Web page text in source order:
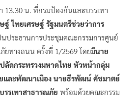
13.30 น. ที่กรมป้องกันและบรรเทา
ฐ์ ไทยเศรษฐ์ รัฐมนตรีช่วยว่าการ
นประธานการประชุมคณะกรรมการศูนย์
ยทางถนน ครั้งที่ 1/2569 โดยมีนาย
ลัดกระทรวงมหาดไทย หัวหน้ากลุ่ม
และพัฒนาเมือง นายธีรพัฒน์ คัชมาตย์
รเทาสาธารณภัย พร้อมด้วยคณะกรรม